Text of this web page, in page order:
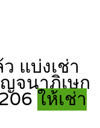
แบ่งเช่า
จนาภิเษก
ให้เช่า